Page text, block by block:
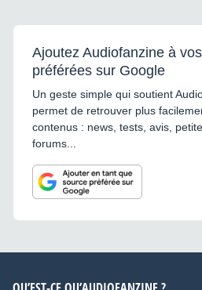
: 200€ Merci de privilégier les
excellente console pour celui
qui recherche une solution
fiable, polyvalente et
professionnelle, sans passer
sur une console numérique.
Yamaha MG12XU – une
valeur sûre pour la
sonorisation, le live et l'audio.
Ajoutez Audiofanzine à
préférées sur Google
Un geste simple qui soutient
permet de retrouver plus
contenus : news, tests, avis,
forums...